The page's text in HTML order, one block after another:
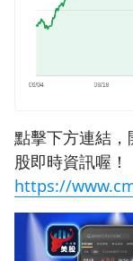
點擊下方連結，
股即時資訊喔！
https://